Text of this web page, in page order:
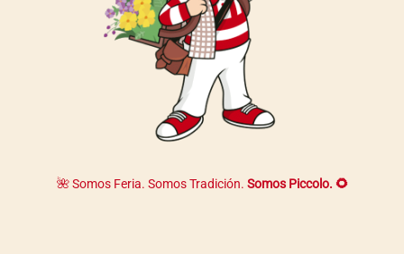
🌺 Somos Feria. Somos Tradición. Somos Piccolo. 🌻